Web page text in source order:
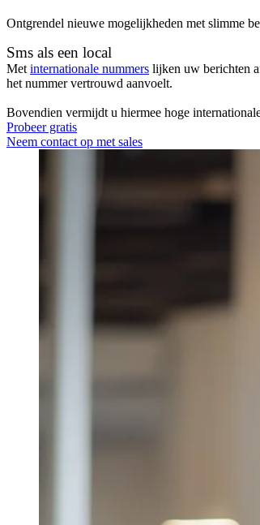
Ontgrendel nieuwe mogelijkheden met slimme
Sms als een local
Met internationale nummers lijken uw berichten
het nummer vertrouwd aanvoelt.
Bovendien vermijdt u hiermee hoge
Probeer gratis
Neem contact op met sales